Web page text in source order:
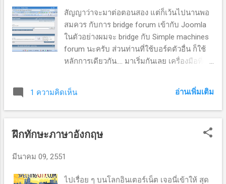
เกินครึ่งชั่วโมงน้อยมาก​ ​ไม่​มีการแบ่งห้องเด็กเก่ง​ ​หรือ​ไม่​เก่ง​ ​ไม่​
แบ่งห้องคิงส์​ ​ไม่​มีการข้อสอบวัดมาตรฐาน​( standardized
testing ) ​ตามระดับชั้นต่างๆ​ ​ไม่​มีการจัดว่า​...
สัญญาว่าจะมาต่อตอนสอง แต่ก็เว้นไปนานพอ
สมควร กับการ bridge forum เข้ากับ Joomla
ในตัวอย่างผมจะ bridge กับ Simple machines
forum นะครับ ส่วนท่านที่ใช้บอร์ดตัวอื่น ก็ใช้
หลักการเดียวกัน.... มาเริ่มกันเลย เครื่องมือที่ผม
JFusion ๑. ติดตั้ง Simple machines forum ไป
ตามปกติ (แนะนำว่าให้เก็บไว้ใต้ Joomla)
ตัวอย่างผมติด Joomla ที่ /home/www/j150r
สาเหตุที่ติดไว้ใต้ Joomla เพราะสะดวกในการ
ไปดาวน์โหลด JFusion ได้ที่นี่ พอได้มาแล้ว ก็
1 ความคิดเห็น อ่านเพิ่มเติม
ฝึกทักษะภาษาอังกฤษ
มีนาคม 09, 2551
ไปเรื่อย ๆ บนโลกอินเตอร์เน็ต เจอนี่เข้าให้ สุด